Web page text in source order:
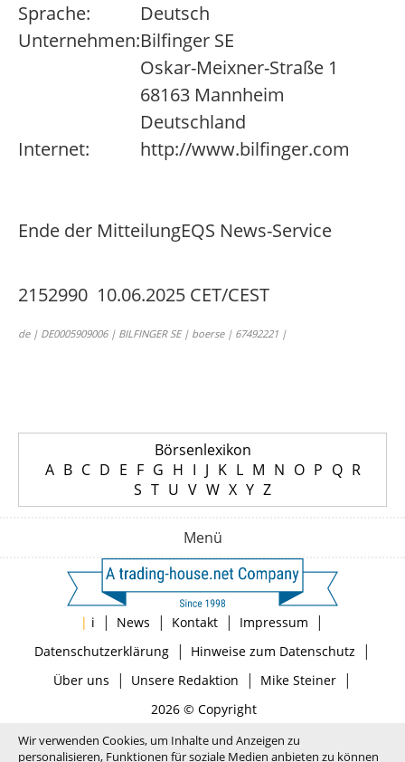
Sprache:
Deutsch
Unternehmen:Bilfinger SE
Oskar-Meixner-Straße 1
68163 Mannheim
Deutschland
Internet:
http://www.bilfinger.com
Ende der MitteilungEQS News-Service
2152990 10.06.2025 CET/CEST
de | DE0005909006 | BILFINGER SE | boerse | 67492221 |
Börsenlexikon
A B C D E F G H I J K L M N O P Q R
S T U V W X Y Z
Menü
| i | News | Kontakt | Impressum |
Datenschutzerklärung| Hinweise zum Datenschutz |
Über uns | Unsere Redaktion | Mike Steiner|
2026 © Copyright
Wir verwenden Cookies, um Inhalte und Anzeigen zu
personalisieren, Funktionen für soziale Medien anbieten zu können